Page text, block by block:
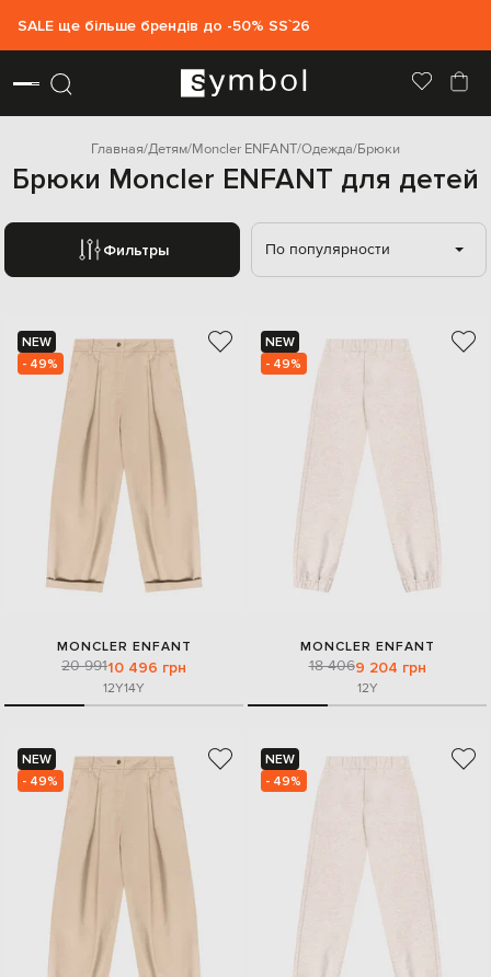
SALE ще більше брендів до -50% SS`26
Главная Детям Moncler ENFANT Одежда Брюки
Брюки Moncler ENFANT для детей
Фильтры По популярности
NEW
- 49%
MONCLER ENFANT
20 99110 496 грн
12Y14Y
NEW
- 49%
MONCLER ENFANT
18 4069 204 грн
12Y
NEW
- 49%
NEW
- 49%